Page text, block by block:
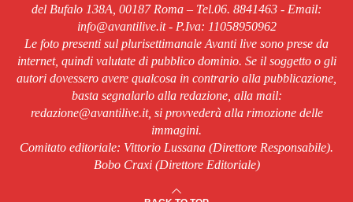
del Bufalo 138A, 00187 Roma – Tel.06. 8841463 - Email:
info@avantilive.it - P.Iva: 11058950962
Le foto presenti sul plurisettimanale Avanti live sono prese da
internet, quindi valutate di pubblico dominio. Se il soggetto o gli
autori dovessero avere qualcosa in contrario alla pubblicazione,
basta segnalarlo alla redazione, alla mail:
redazione@avantilive.it, si provvederà alla rimozione delle
immagini.
Comitato editoriale: Vittorio Lussana (Direttore Responsabile).
Bobo Craxi (Direttore Editoriale)